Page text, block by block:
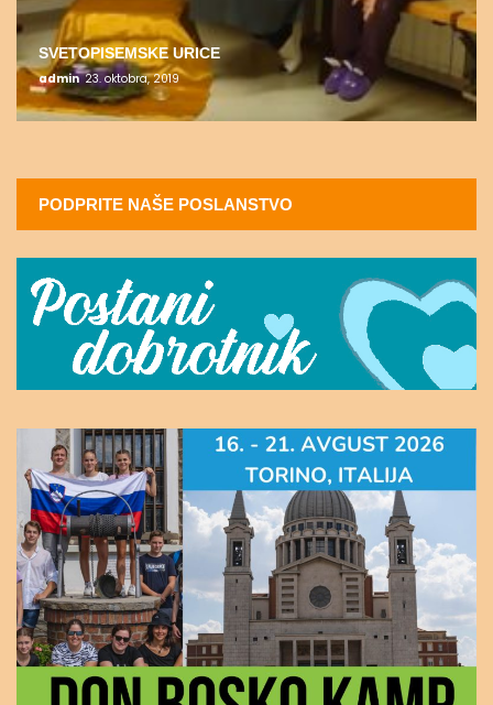
SVETOPISEMSKE URICE
admin 23. oktobra, 2019
PODPRITE NAŠE POSLANSTVO